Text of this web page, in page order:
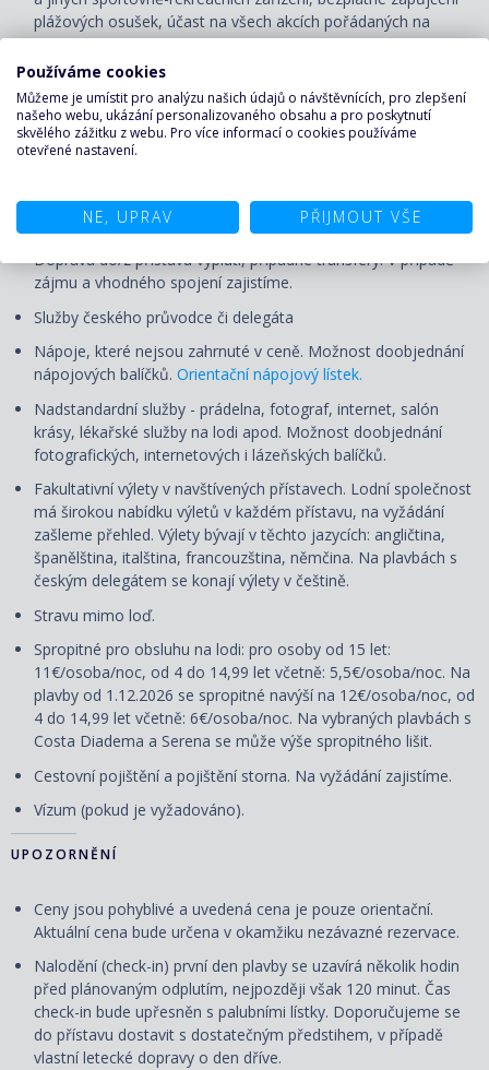
plážových osušek, účast na všech akcích pořádaných na
palubě – animační programy pro děti i dospělé, dětský klub
(pro všechny věkové kategorie), večerní představení v divadle,
živá hudba, lekce tance apod.
Pojištění proti úpadku:
Pojištění CK proti úpadku u pojišťovny Generali.
CENA NEZAHRNUJE
Dopravu do/z přístavu vyplutí, případné transfery. V případě
zájmu a vhodného spojení zajistíme.
Služby českého průvodce či delegáta
Nápoje, které nejsou zahrnuté v ceně. Možnost doobjednání
nápojových balíčků. Orientační nápojový lístek.
Nadstandardní služby - prádelna, fotograf, internet, salón
krásy, lékařské služby na lodi apod. Možnost doobjednání
fotografických, internetových i lázeňských balíčků.
Fakultativní výlety v navštívených přístavech. Lodní společnost
má širokou nabídku výletů v každém přístavu, na vyžádání
zašleme přehled. Výlety bývají v těchto jazycích: angličtina,
španělština, italština, francouzština, němčina. Na plavbách s
českým delegátem se konají výlety v češtině.
Stravu mimo loď.
Spropitné pro obsluhu na lodi: pro osoby od 15 let:
11€/osoba/noc, od 4 do 14,99 let včetně: 5,5€/osoba/noc. Na
plavby od 1.12.2026 se spropitné navýší na 12€/osoba/noc, od
4 do 14,99 let včetně: 6€/osoba/noc. Na vybraných plavbách s
Costa Diadema a Serena se může výše spropitného lišit.
Cestovní pojištění a pojištění storna. Na vyžádání zajistíme.
Vízum (pokud je vyžadováno).
UPOZORNĚNÍ
Ceny jsou pohyblivé a uvedená cena je pouze orientační.
Aktuální cena bude určena v okamžiku nezávazné rezervace.
Nalodění (check-in) první den plavby se uzavírá několik hodin
před plánovaným odplutím, nejpozději však 120 minut. Čas
check-in bude upřesněn s palubními lístky. Doporučujeme se
do přístavu dostavit s dostatečným předstihem, v případě
vlastní letecké dopravy o den dříve.
Používáme cookies
Můžeme je umístit pro analýzu našich údajů o návštěvnících, pro zlepšení
našeho webu, ukázání personalizovaného obsahu a pro poskytnutí
skvělého zážitku z webu. Pro více informací o cookies používáme
otevřené nastavení.
NE, UPRAV PŘIJMOUT VŠE